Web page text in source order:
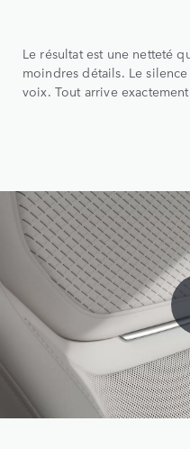
Le résultat est une netteté
moindres détails. Le
voix. Tout arrive